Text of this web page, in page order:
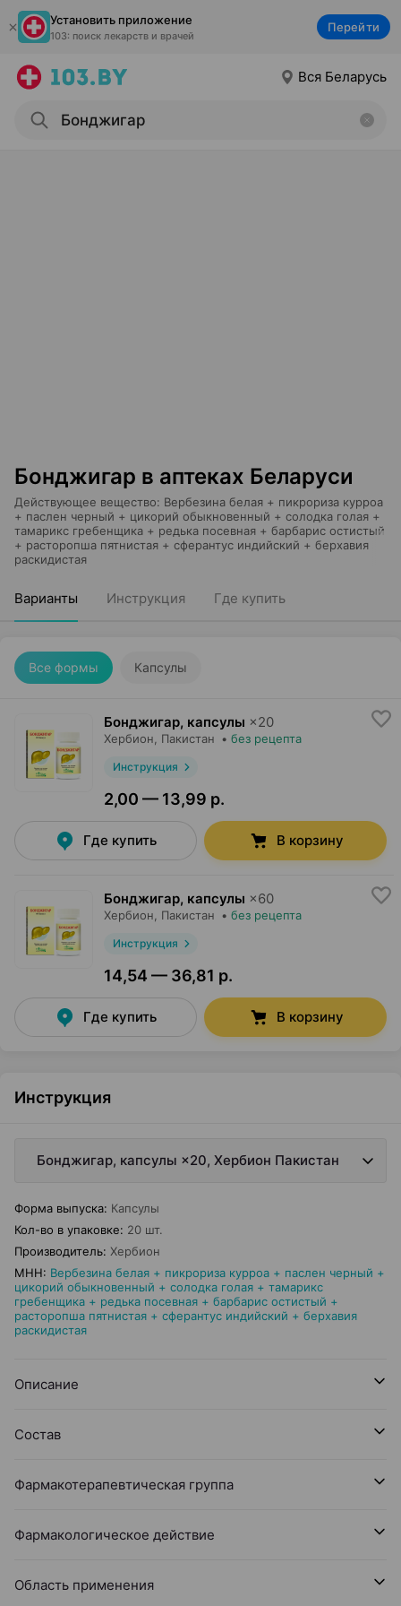
Установить приложение
103: поиск лекарств и врачей
Перейти
Вся Беларусь
Бонджигар в аптеках Беларуси
Действующее вещество: Вербезина белая + пикрориза курроа
+ паслен черный + цикорий обыкновенный + солодка голая +
тамарикс гребенщика + редька посевная + барбарис остистый
+ расторопша пятнистая + сферантус индийский + бeрхавия
раскидистая
Варианты Инструкция Где купить
Все формы Капсулы
Бонджигар, капсулы ×20
Хербион , Пакистан • без рецепта
Инструкция
2,00 — 13,99 р.
Где купить В корзину
Бонджигар, капсулы ×60
Хербион , Пакистан • без рецепта
Инструкция
14,54 — 36,81 р.
Где купить В корзину
Инструкция
Бонджигар, капсулы ×20, Хербион Пакистан
Форма выпуска: Капсулы
Кол-во в упаковке: 20 шт.
Производитель: Хербион
МНН: Вербезина белая + пикрориза курроа + паслен черный +
цикорий обыкновенный + солодка голая + тамарикс
гребенщика + редька посевная + барбарис остистый +
расторопша пятнистая + сферантус индийский + бeрхавия
раскидистая
Описание
Состав
Фармакотерапевтическая группа
Фармакологическое действие
Область применения